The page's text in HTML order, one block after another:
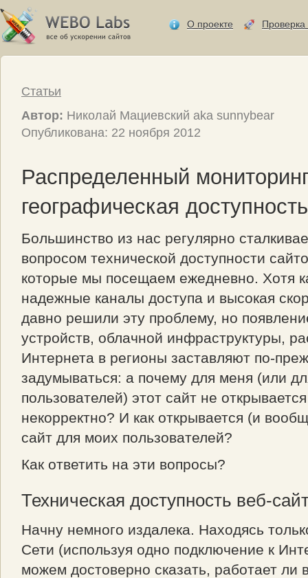
О проекте Проверка
Статьи
Автор: Николай Мациевский aka sunnybear
Опубликована: 22 ноября 2012
Распределенный
географическая доступность
Большинство из нас регулярно
вопросом технической доступности
которые мы посещаем ежедневно. Хотя
надежные каналы доступа и высокая
давно решили эту проблему, но
устройств, облачной инфраструктуры,
Интернета в регионы заставляют по-
задумываться: а почему для меня (или
пользователей) этот сайт не
некорректно? И как открывается (и
сайт для моих пользователей?
Как ответить на эти вопросы?
Техническая доступность веб-
Начну немного издалека. Находясь
Сети (используя одно подключение к
можем достоверно сказать, работает ли